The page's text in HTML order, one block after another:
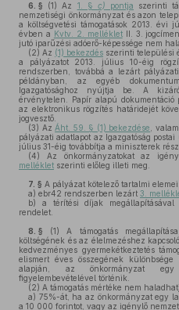
6. § (1) Az 1. § c) pontja szerinti
nemzetiségi önkormányzat és azon
a költségvetési támogatások 2013. évi
évben a Kvtv. 2. mellékletII. 3.
jutó iparűzési adóerő-képessége nem
(2) Az (1) bekezdés szerinti települési
a pályázatot 2013. július 10-éig
rendszerben, továbbá a lezárt
példányban, az egyéb
Igazgatósághoz nyújtja be. A
érvénytelen. Papír alapú dokumentáció
az elektronikus rögzítés határidejét
jogvesztő.
(3) Az Áht. 59. § (1) bekezdése ,
pályázati adatlapot az Igazgatóság
július 31-éig továbbítja a miniszterek
(4) Az önkormányzatokat az
melléklet szerinti előleg illeti meg.
7. § A pályázat kötelező tartalmi elemei:
a) ebr42 rendszerben lezárt 3.
b) a térítési díjak megállapításával
rendelet.
8. § (1)
A támogatás
költségének és az élelmezéshez
kedvezményes gyermekétkeztetés
elismert éves összegének
alapján, az önkormányzat egy
figyelembevételével történik.
(2) A támogatás mértéke nem
a) 75%-át, ha az önkormányzat egy
a 10 000 forintot, vagy az igénylő